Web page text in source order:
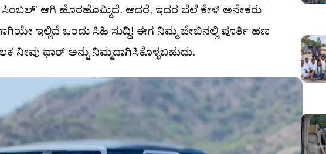
ಸಿಂಬಲ್' ಆಗಿ ಹೊರಹೊಮ್ಮಿದೆ. ಆದರೆ, ಇದರ ಬೆಲೆ ಕೇಳಿ ಅನೇಕರು
ಇಲ್ಲಿದೆ ಒಂದು ಸಿಹಿ ಸುದ್ದಿ! ಈಗ ನಿಮ್ಮ ಜೇಬಿನಲ್ಲಿ ಪೂರ್ತಿ ಹಣ
ಥಾರ್ ಅನ್ನು ನಿಮ್ಮದಾಗಿಸಿಕೊಳ್ಳಬಹುದು.